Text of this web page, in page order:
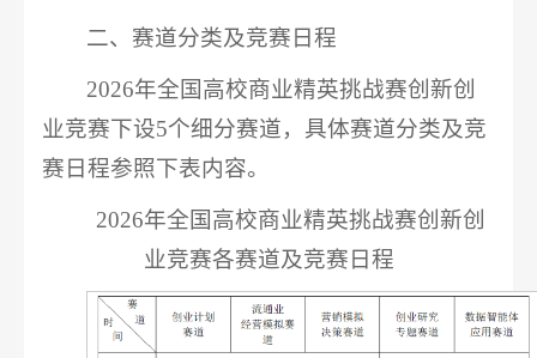
二、赛道分类及竞赛日程
2026年全国高校商业精英挑战赛创新创
业竞赛下设5个细分赛道，具体赛道分类及竞
赛日程参照下表内容。
2026年全国高校商业精英挑战赛创新创
业竞赛各赛道及竞赛日程